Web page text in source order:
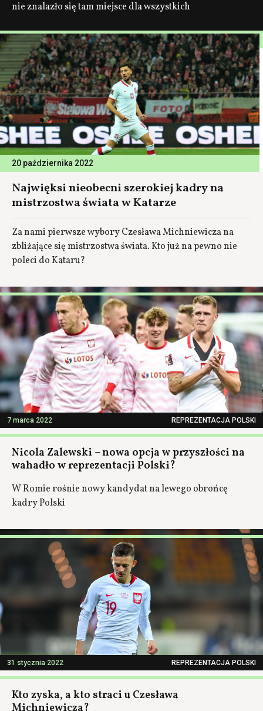
nie znalazło się tam miejsce dla wszystkich
20 października 2022
Najwięksi nieobecni szerokiej kadry na
mistrzostwa świata w Katarze
Za nami pierwsze wybory Czesława Michniewicza na
zbliżające się mistrzostwa świata. Kto już na pewno nie
poleci do Kataru?
7 marca 2022 REPREZENTACJA POLSKI
Nicola Zalewski – nowa opcja w przyszłości na
wahadło w reprezentacji Polski?
W Romie rośnie nowy kandydat na lewego obrońcę
kadry Polski
31 stycznia 2022 REPREZENTACJA POLSKI
Kto zyska, a kto straci u Czesława